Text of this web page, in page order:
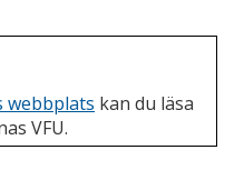
webbplats kan du läsa
VFU.